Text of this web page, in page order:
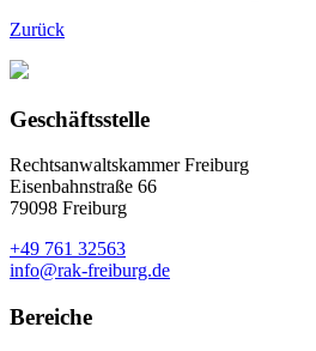
Zurück
Geschäftsstelle
Rechtsanwaltskammer Freiburg
Eisenbahnstraße 66
79098 Freiburg
+49 761 32563
info@rak-freiburg.de
Bereiche